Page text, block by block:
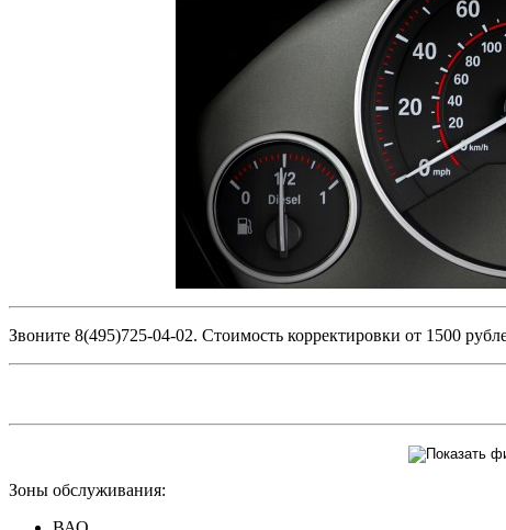
Звоните 8(495)725-04-02. Стоимость корректировки от 1500
Зоны обслуживания: